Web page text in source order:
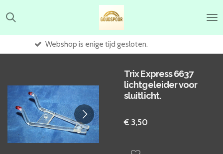
direct
hoofdinhoud
enige tijd gesloten.
Trix Express 6637
lichtgeleider voor
sluitlicht.
€ 3,50